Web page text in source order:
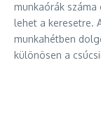
munkaórák
lehet a keresetre.
munkahétben
különösen a